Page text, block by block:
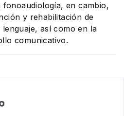
fonoaudiología, en cambio,
y rehabilitación de
así como en la
comunicativo.